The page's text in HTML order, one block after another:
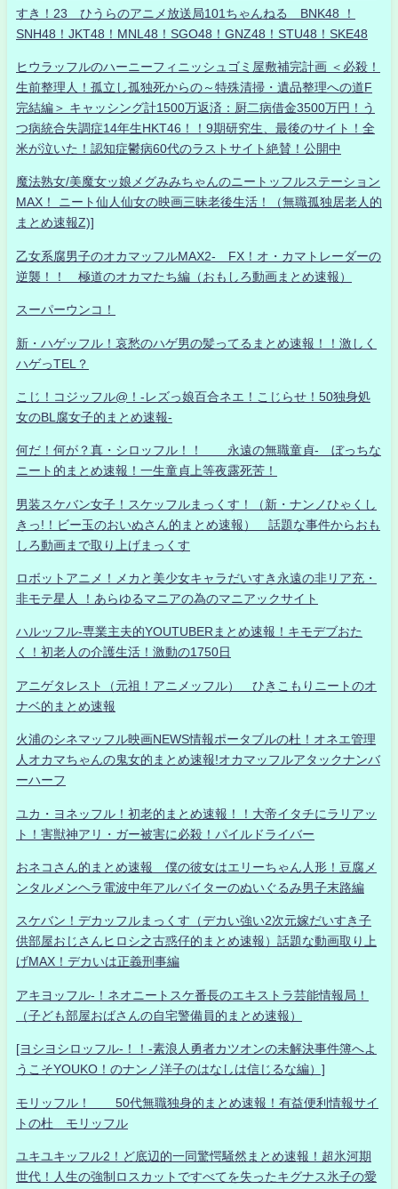
すき！23 ひうらのアニメ放送局101ちゃんねる BNK48 ！
SNH48！JKT48！MNL48！SGO48！GNZ48！STU48！SKE48
ヒウラッフルのハーニーフィニッシュゴミ屋敷補完計画 ＜必殺！
生前整理人！孤立し孤独死からの～特殊清掃・遺品整理への道F
完結編＞ キャッシング計1500万返済：厨二病借金3500万円！う
つ病統合失調症14年生HKT46！！9期研究生、最後のサイト！全
米が泣いた！認知症鬱病60代のラストサイト絶賛！公開中
魔法熟女/美魔女ッ娘メグみみちゃんのニートッフルステーション
MAX！ ニート仙人仙女の映画三昧老後生活！（無職孤独居老人的
まとめ速報Z)]
乙女系腐男子のオカマッフルMAX2- FX！オ・カマトレーダーの
逆襲！！ 極道のオカマたち編（おもしろ動画まとめ速報）
スーパーウンコ！
新・ハゲッフル！哀愁のハゲ男の髪ってるまとめ速報！！激しく
ハゲっTEL？
こじ！コジッフル@！-レズっ娘百合ネエ！こじらせ！50独身処
女のBL腐女子的まとめ速報-
何だ！何が？真・シロッフル！！ 永遠の無職童貞- ぼっちな
ニート的まとめ速報！一生童貞上等夜露死苦！
男装スケバン女子！スケッフルまっくす！（新・ナンノひゃくし
きっ!！ビー玉のおいぬさん的まとめ速報） 話題な事件からおも
しろ動画まで取り上げまっくす
ロボットアニメ！メカと美少女キャラだいすき永遠の非リア充・
非モテ星人 ！あらゆるマニアの為のマニアックサイト
ハルッフル-専業主夫的YOUTUBERまとめ速報！キモデブおた
く！初老人の介護生活！激動の1750日
アニゲタレスト（元祖！アニメッフル） ひきこもりニートのオ
ナベ的まとめ速報
火浦のシネマッフル映画NEWS情報ポータブルの杜！オネエ管理
人オカマちゃんの鬼女的まとめ速報!オカマッフルアタックナンバ
ーハーフ
ユカ・ヨネッフル！初老的まとめ速報！！大帝イタチにラリアッ
ト！害獣神アリ・ガー被害に必殺！パイルドライバー
おネコさん的まとめ速報 僕の彼女はエリーちゃん人形！豆腐メ
ンタルメンヘラ電波中年アルバイターのぬいぐるみ男子末路編
スケバン！デカッフルまっくす（デカい強い2次元嫁だいすき子
供部屋おじさんヒロシ之古惑仔的まとめ速報）話題な動画取り上
げMAX！デカいは正義刑事編
アキヨッフル-！ネオニートスケ番長のエキストラ芸能情報局！
（子ども部屋おばさんの自宅警備員的まとめ速報）
[ヨシヨシロッフル-！！-素浪人勇者カツオンの未解決事件簿へよ
うこそYOUKO！のナンノ洋子のはなしは信じるな編）]
モリッフル！ 50代無職独身的まとめ速報！有益便利情報サイ
トの杜 モリッフル
ユキユキッフル2！ど底辺的一同驚愕騒然まとめ速報！超氷河期
世代！人生の強制ロスカットですべてを失ったキグナス氷子の愛